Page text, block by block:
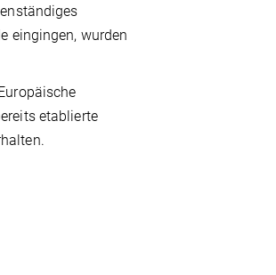
eingingen, wurden
etablierte